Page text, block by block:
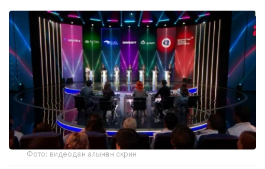
Фото: видеодан алынған скрин